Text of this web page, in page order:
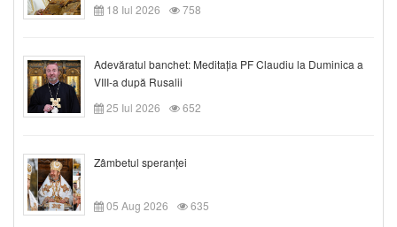
18 Iul 2026
758
Adevăratul banchet: Meditația PF Claudiu la Duminica a
VIII-a după Rusalii
25 Iul 2026
652
Zâmbetul speranței
05 Aug 2026 635